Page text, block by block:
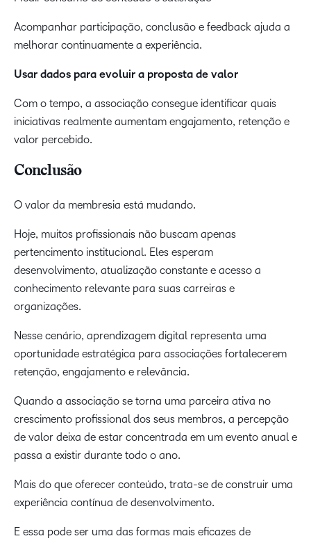
Acompanhar participação, conclusão e feedback ajuda a
melhorar continuamente a experiência.
Usar dados para evoluir a proposta de valor
Com o tempo, a associação consegue identificar quais
iniciativas realmente aumentam engajamento, retenção e
valor percebido.
Conclusão
O valor da membresia está mudando.
Hoje, muitos profissionais não buscam apenas
pertencimento institucional. Eles esperam
desenvolvimento, atualização constante e acesso a
conhecimento relevante para suas carreiras e
organizações.
Nesse cenário, aprendizagem digital representa uma
oportunidade estratégica para associações fortalecerem
retenção, engajamento e relevância.
Quando a associação se torna uma parceira ativa no
crescimento profissional dos seus membros, a percepção
de valor deixa de estar concentrada em um evento anual e
passa a existir durante todo o ano.
Mais do que oferecer conteúdo, trata-se de construir uma
experiência contínua de desenvolvimento.
E essa pode ser uma das formas mais eficazes de